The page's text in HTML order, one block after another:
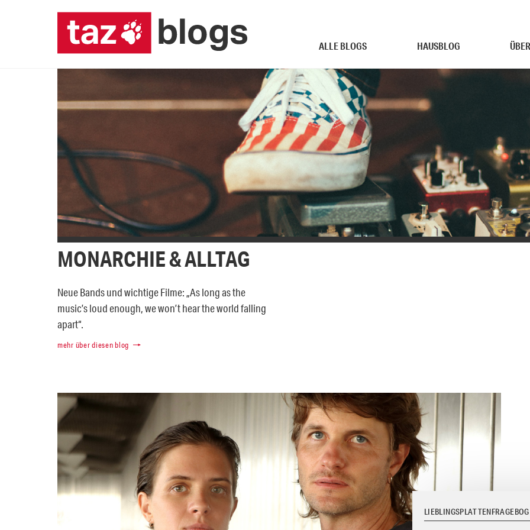
ALLE BLOGS HAUSBLOG
MONARCHIE & ALLTAG
Neue Bands und wichtige Filme: „As long as the
music’s loud enough, we won’t hear the world falling
apart“.
mehr über diesen blog